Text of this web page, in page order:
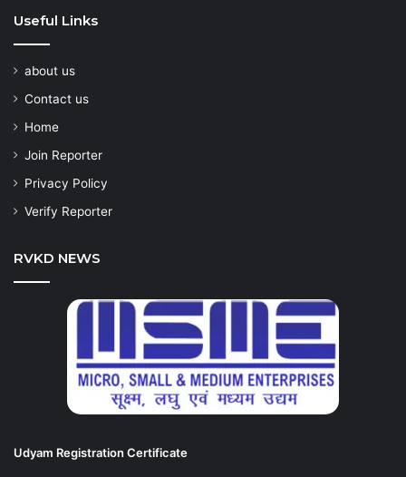
Useful Links
about us
Contact us
Home
Join Reporter
Privacy Policy
Verify Reporter
RVKD NEWS
Udyam Registration Certificate